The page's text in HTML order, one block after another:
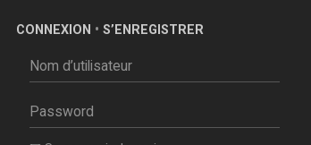
CONNEXION • S’ENREGISTRER